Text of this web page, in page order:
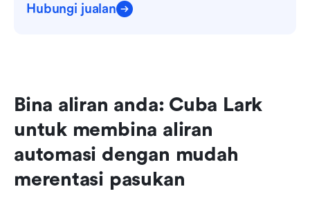
Hubungi jualan
Bina aliran anda: Cuba Lark
untuk membina aliran
automasi dengan mudah
merentasi pasukan